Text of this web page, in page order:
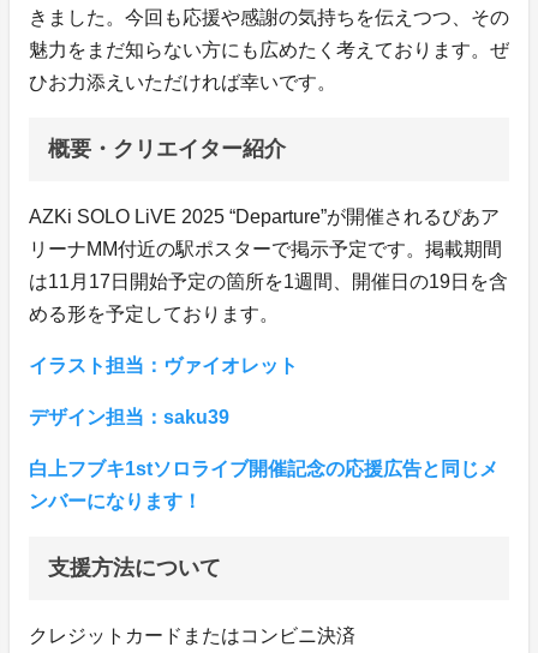
きました。今回も応援や感謝の気持ちを伝えつつ、その
魅力をまだ知らない方にも広めたく考えております。ぜ
ひお力添えいただければ幸いです。
概要・クリエイター紹介
AZKi SOLO LiVE 2025 “Departure”が開催されるぴあア
リーナMM付近の駅ポスターで掲示予定です。掲載期間
は11月17日開始予定の箇所を1週間、開催日の19日を含
める形を予定しております。
イラスト担当：ヴァイオレット
デザイン担当：saku39
白上フブキ1stソロライブ開催記念の応援広告と同じメ
ンバーになります！
支援方法について
クレジットカードまたはコンビニ決済